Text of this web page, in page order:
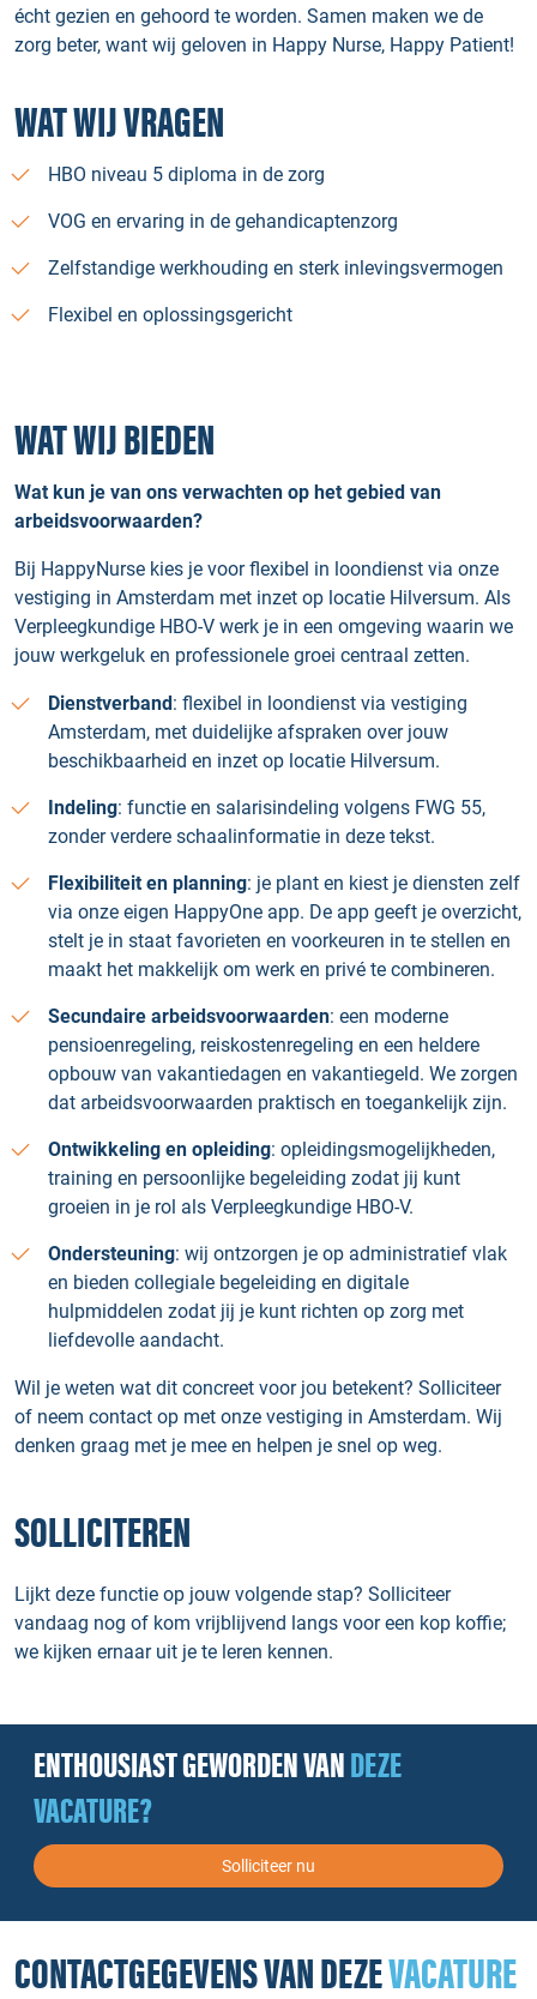
écht gezien en gehoord te worden. Samen maken we de
zorg beter, want wij geloven in Happy Nurse, Happy Patient!
WAT WIJ VRAGEN
HBO niveau 5 diploma in de zorg
VOG en ervaring in de gehandicaptenzorg
Zelfstandige werkhouding en sterk inlevingsvermogen
Flexibel en oplossingsgericht
WAT WIJ BIEDEN
Wat kun je van ons verwachten op het gebied van
arbeidsvoorwaarden?
Bij HappyNurse kies je voor flexibel in loondienst via onze
vestiging in Amsterdam met inzet op locatie Hilversum. Als
Verpleegkundige HBO‑V werk je in een omgeving waarin we
jouw werkgeluk en professionele groei centraal zetten.
Dienstverband: flexibel in loondienst via vestiging
Amsterdam, met duidelijke afspraken over jouw
beschikbaarheid en inzet op locatie Hilversum.
Indeling: functie en salarisindeling volgens FWG 55,
zonder verdere schaalinformatie in deze tekst.
Flexibiliteit en planning: je plant en kiest je diensten zelf
via onze eigen HappyOne app. De app geeft je overzicht,
stelt je in staat favorieten en voorkeuren in te stellen en
maakt het makkelijk om werk en privé te combineren.
Secundaire arbeidsvoorwaarden: een moderne
pensioenregeling, reiskostenregeling en een heldere
opbouw van vakantiedagen en vakantiegeld. We zorgen
dat arbeidsvoorwaarden praktisch en toegankelijk zijn.
Ontwikkeling en opleiding: opleidingsmogelijkheden,
training en persoonlijke begeleiding zodat jij kunt
groeien in je rol als Verpleegkundige HBO‑V.
Ondersteuning: wij ontzorgen je op administratief vlak
en bieden collegiale begeleiding en digitale
hulpmiddelen zodat jij je kunt richten op zorg met
liefdevolle aandacht.
Wil je weten wat dit concreet voor jou betekent? Solliciteer
of neem contact op met onze vestiging in Amsterdam. Wij
denken graag met je mee en helpen je snel op weg.
SOLLICITEREN
Lijkt deze functie op jouw volgende stap? Solliciteer
vandaag nog of kom vrijblijvend langs voor een kop koffie;
we kijken ernaar uit je te leren kennen.
ENTHOUSIAST GEWORDEN VANDEZE
VACATURE?
Solliciteer nu
CONTACTGEGEVENS VAN DEZEVACATURE